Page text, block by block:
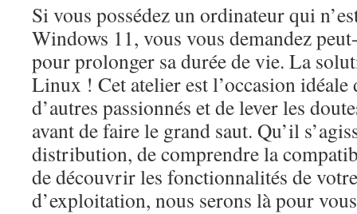
Si vous possédez un ordinateur qui
Windows 11, vous vous demandez
pour prolonger sa durée de vie. La
Linux ! Cet atelier est l’occasion idéale
d’autres passionnés et de lever les
avant de faire le grand saut. Qu’il
distribution, de comprendre la
de découvrir les fonctionnalités de
d’exploitation, nous serons là pour